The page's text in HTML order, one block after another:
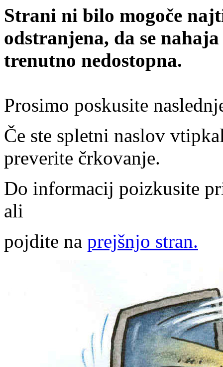
Strani ni bilo mogoče
odstranjena, da se
trenutno nedostopna.
Prosimo poskusite
Če ste spletni naslov
preverite črkovanje.
Do informacij poizkusite
ali
pojdite na prejšnjo stran.